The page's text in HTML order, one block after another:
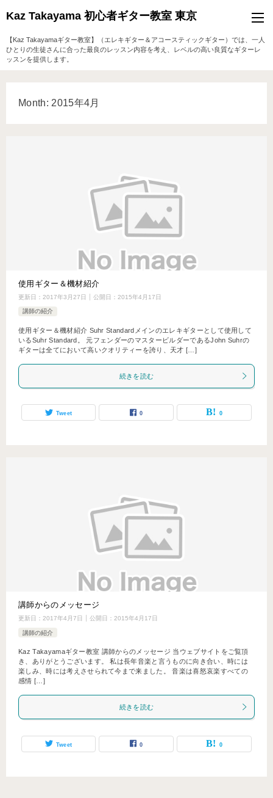
Kaz Takayama 初心者ギター教室 東京
【Kaz Takayamaギター教室】（エレキギター＆アコースティックギター）では、一人
ひとりの生徒さんに合った最良のレッスン内容を考え、レベルの高い良質なギターレ
ッスンを提供します。
Month: 2015年4月
使用ギター＆機材紹介
更新日： 2017年3月27日 公開日： 2015年4月17日
講師の紹介
使用ギター＆機材紹介 Suhr Standardメインのエレキギターとして使用して
いるSuhr Standard。 元フェンダーのマスタービルダーであるJohn Suhrの
ギターは全てにおいて高いクオリティーを誇り、天才 […]
続きを読む
Tweet 0 0
講師からのメッセージ
更新日： 2017年4月7日 公開日： 2015年4月17日
講師の紹介
Kaz Takayamaギター教室 講師からのメッセージ 当ウェブサイトをご覧頂
き、ありがとうございます。 私は長年音楽と言うものに向き合い、時には
楽しみ、時には考えさせられて今まで来ました。 音楽は喜怒哀楽すべての
感情 […]
続きを読む
Tweet 0 0